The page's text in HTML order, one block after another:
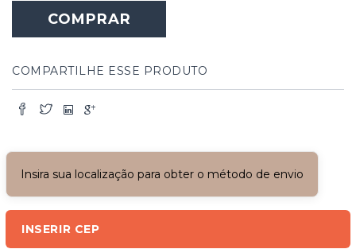
Riga
Vidro
Oval
Monalisa
COMPRAR
COMPARTILHE ESSE PRODUTO
Insira sua localização para obter o método de envio
INSERIR CEP